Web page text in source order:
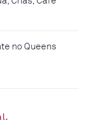
no Queens